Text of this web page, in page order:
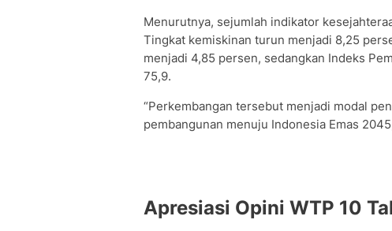
Menurutnya, sejumlah indikator
Tingkat kemiskinan turun menjadi 8,25
menjadi 4,85 persen, sedangkan Indeks
75,9.
“Perkembangan tersebut menjadi modal
pembangunan menuju Indonesia Emas
Apresiasi Opini WTP 10